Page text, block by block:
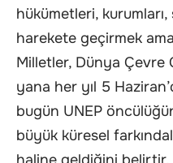
hükümetleri,
harekete geçirmek
Milletler, Dünya Çevre
yana her yıl 5
bugün UNEP
büyük küresel